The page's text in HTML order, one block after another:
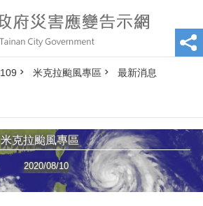
109 米克拉颱風專區 最新消息
米克拉颱風專區
2020/08/10